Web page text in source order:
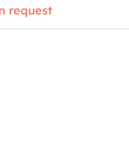
request